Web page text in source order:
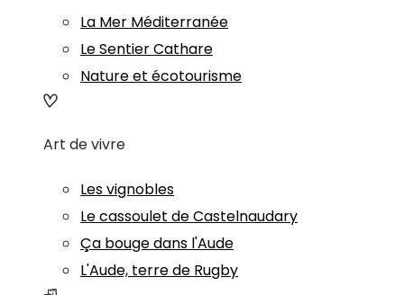
La Mer Méditerranée
Le Sentier Cathare
Nature et écotourisme
Art de vivre
Les vignobles
Le cassoulet de Castelnaudary
Ça bouge dans l'Aude
L'Aude, terre de Rugby